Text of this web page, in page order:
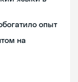
опыт
на